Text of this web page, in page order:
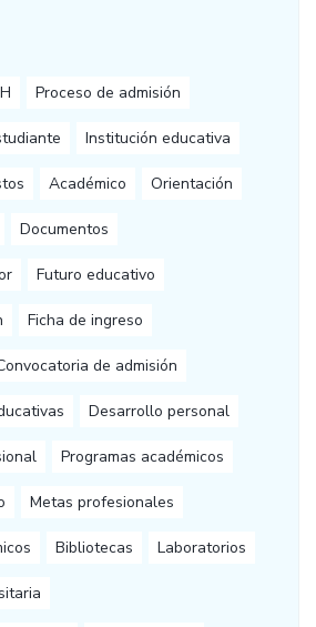
Proceso de admisión
Institución educativa
Académico Orientación
Documentos
Futuro educativo
Ficha de ingreso
de admisión
Desarrollo personal
Programas académicos
Metas profesionales
Bibliotecas Laboratorios